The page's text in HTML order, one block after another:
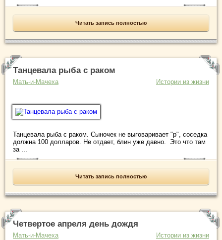
Читать запись полностью
Танцевала рыба с раком
Мать-и-Мачеха Истории из жизни
Танцевала рыба с раком. Сыночек не выговаривает "р", соседка
должна 100 долларов. Не отдает, блин уже давно. Это что там
за ...
Читать запись полностью
Четвертое апреля день дождя
Мать-и-Мачеха Истории из жизни